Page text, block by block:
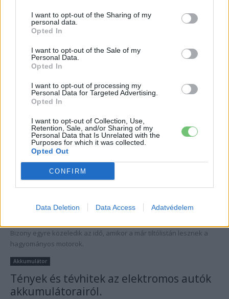
I want to opt-out of the Sharing of my
personal data.
Opted In
I want to opt-out of the Sale of my
Personal Data.
Opted In
I want to opt-out of processing my
Personal Data for Targeted Advertising.
Opted In
I want to opt-out of Collection, Use,
Retention, Sale, and/or Sharing of my
Personal Data that Is Unrelated with the
Purposes for which it was collected.
Opted Out
CONFIRM
Data Deletion Data Access Adatvédelem
2018-03-15 3 hozzászólás
Vásárolnál egy használt elektromos autót, de nem vagy biztos az
ilyenkor.
A belsőégésű motorok kimúlásának
nyomában
Bizony egyre közeledik az idő, amikor a már tiltólistán lesznek a
hagyományos motorok.
Akkumulátor
Tények és tévhitek az elektromos autók
akkumulátorairól.